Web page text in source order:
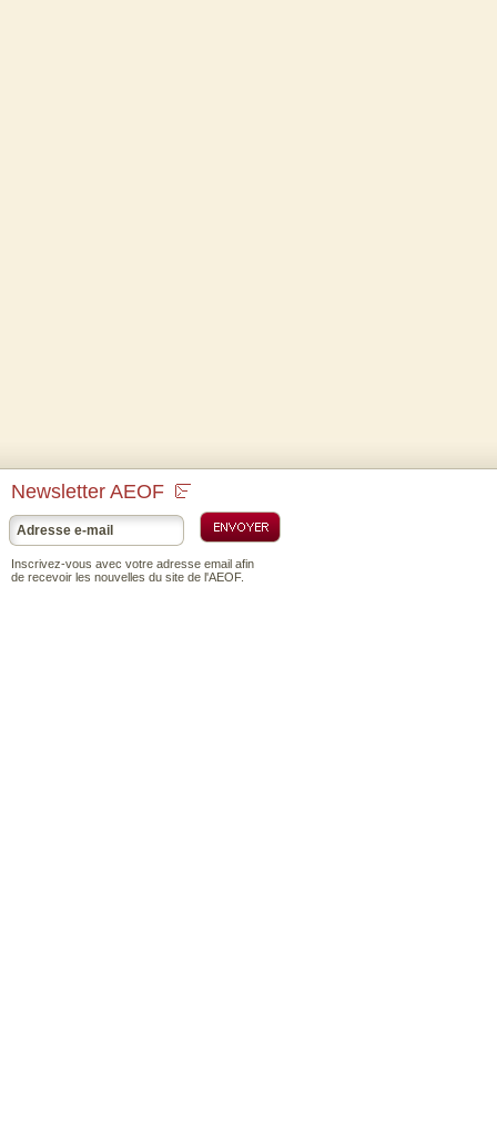
Newsletter AEOF
Inscrivez-vous avec votre adresse email afin
de recevoir les nouvelles du site de l'AEOF.